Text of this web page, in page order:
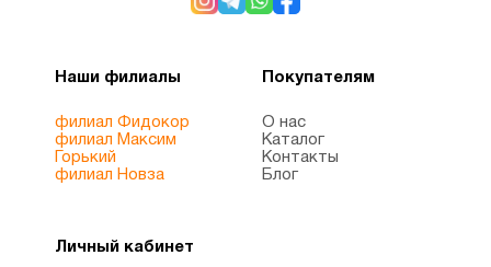
и
1
Липосомальный
Магний
Наши филиалы
филиал Фидокор
филиал Максим
Горький
филиал Новза
Покупателям
О нас
Каталог
Контакты
Блог
Личный кабинет